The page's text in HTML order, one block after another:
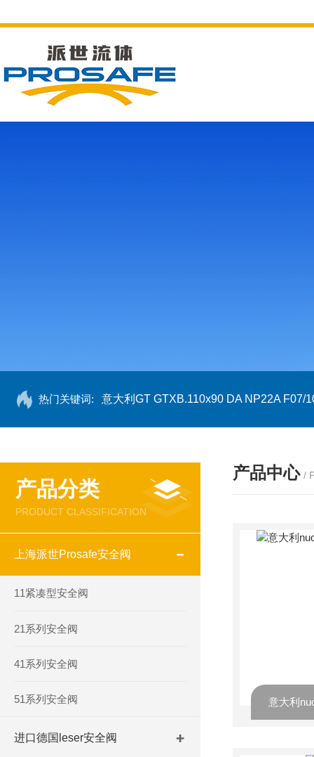
热门关键词: 意大利GT GTXB.110x90 DA NP22A F07/
产品分类
PRODUCT CLASSIFICATION
上海派世Prosafe安全阀
11紧凑型安全阀
21系列安全阀
41系列安全阀
51系列安全阀
进口德国leser安全阀
产品中心 /